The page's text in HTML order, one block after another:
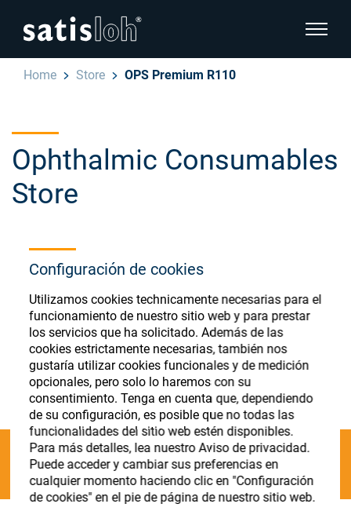
Configuración de cookies
Utilizamos cookies technicamente necesarias para el
funcionamiento de nuestro sitio web y para prestar
los servicios que ha solicitado. Además de las
cookies estrictamente necesarias, también nos
gustaría utilizar cookies funcionales y de medición
opcionales, pero solo lo haremos con su
consentimiento. Tenga en cuenta que, dependiendo
de su configuración, es posible que no todas las
funcionalidades del sitio web estén disponibles.
Para más detalles, lea nuestro Aviso de privacidad.
Puede acceder y cambiar sus preferencias en
cualquier momento haciendo clic en "Configuración
de cookies" en el pie de página de nuestro sitio web.
show
Español
Oftálmica
Carrera
Recursos
Contacto
Store
English
Français
Home Store OPS Premium R110
Ophthalmic Consumables
Store
Register or Sign-in to access your accounts
consumables
Register Sign-In
Categories